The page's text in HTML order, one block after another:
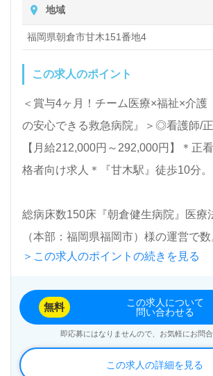
人探しは【ウィルオブ介護】＊求人情
検討の方も遠慮なく＊
わせ/ご相談可能です。転職相談、求
渉など完全無料サービスをご利用いた
公開求人も取扱いあり！＞"転職支援"
転職活動！お問い合わせお待ちして
地域
福岡県朝倉市甘木151番地4
この求人のポイント
＜賞与4ヶ月！チーム医療×福祉×介護
の安心できる救急病院』＞◎看護師/
【月給212,000円～292,000円】＊正
格者向け求人＊『甘木駅』徒歩10分。
総病床数150床『朝倉健生病院』医療
（本部：福岡県福岡市）様の運営で
に内科、外科、整形外科、形成外科、
いんこう科、リハビリテーション科、
等を専門とする病院を展開されてい
◎手厚い福利厚生、院内託児所も完
＞この求人のポイントの続きを見る
この求人の詳細を見る
無料
この求人について
問い合わせる
即応募にはなりませんので、お気軽にお問